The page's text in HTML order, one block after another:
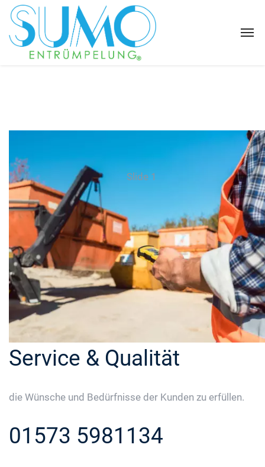
Slide 1
Service & Qualität
die Wünsche und Bedürfnisse der Kunden zu erfüllen.
01573 5981134